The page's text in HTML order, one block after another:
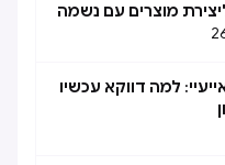
מוצרים עם נשמה
למה דווקא עכשיו